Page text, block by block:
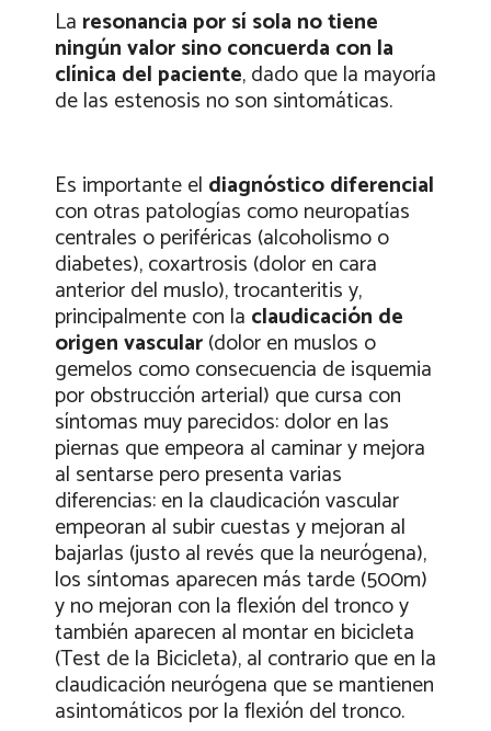
La resonancia por sí sola no tiene
ningún valor sino concuerda con la
clínica del paciente, dado que la mayoría
de las estenosis no son sintomáticas.
Es importante el diagnóstico diferencial
con otras patologías como neuropatías
centrales o periféricas (alcoholismo o
diabetes), coxartrosis (dolor en cara
anterior del muslo), trocanteritis y,
principalmente con la claudicación de
origen vascular(dolor en muslos o
gemelos como consecuencia de isquemia
por obstrucción arterial) que cursa con
síntomas muy parecidos: dolor en las
piernas que empeora al caminar y mejora
al sentarse pero presenta varias
diferencias: en la claudicación vascular
empeoran al subir cuestas y mejoran al
bajarlas (justo al revés que la neurógena),
los síntomas aparecen más tarde (500m)
y no mejoran con la flexión del tronco y
también aparecen al montar en bicicleta
(Test de la Bicicleta), al contrario que en la
claudicación neurógena que se mantienen
asintomáticos por la flexión del tronco.